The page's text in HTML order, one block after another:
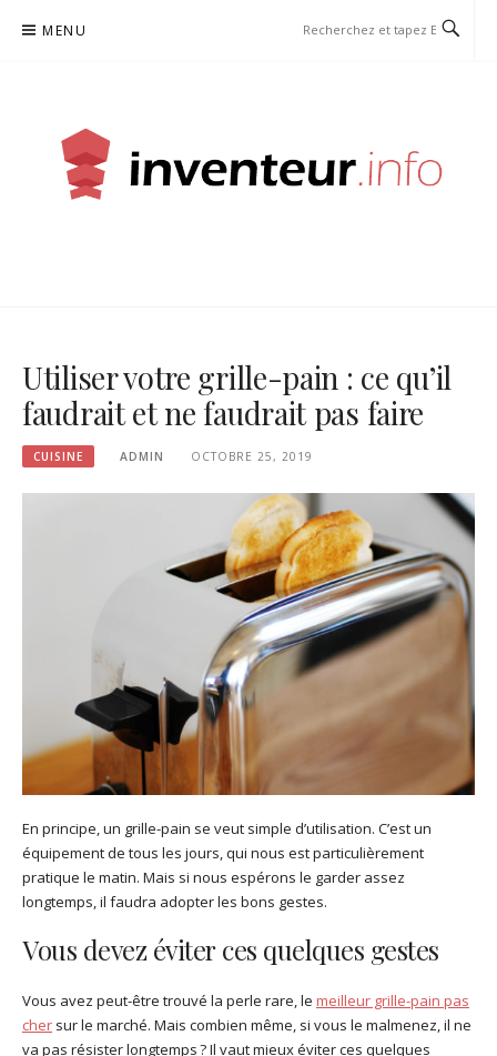
MENU
Utiliser votre grille-pain : ce qu’il
faudrait et ne faudrait pas faire
CUISINE ADMIN OCTOBRE 25, 2019
En principe, un grille-pain se veut simple d’utilisation. C’est un
équipement de tous les jours, qui nous est particulièrement
pratique le matin. Mais si nous espérons le garder assez
longtemps, il faudra adopter les bons gestes.
Vous devez éviter ces quelques gestes
Vous avez peut-être trouvé la perle rare, le meilleur grille-pain pas
cher sur le marché. Mais combien même, si vous le malmenez, il ne
va pas résister longtemps ? Il vaut mieux éviter ces quelques